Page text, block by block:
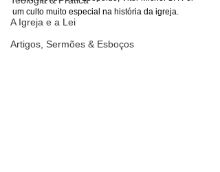
A Igreja e a Lei
Artigos, Sermões & Esboços
um culto muito especial na história da igreja.